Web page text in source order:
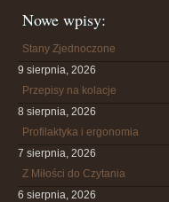
Nowe wpisy:
Stany Zjednoczone
9 sierpnia, 2026
Przepisy na kolacje
8 sierpnia, 2026
Profilaktyka i ergonomia
7 sierpnia, 2026
Z Miłości do Czytania
6 sierpnia, 2026